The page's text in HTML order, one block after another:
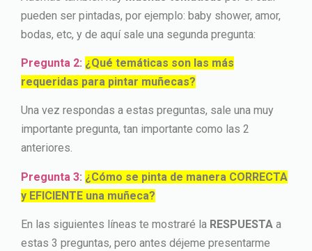
pueden ser pintadas, por ejemplo: baby shower, amor,
bodas, etc, y de aquí sale una segunda pregunta:
Pregunta 2: ¿Qué temáticas son las más
requeridas para pintar muñecas?
Una vez respondas a estas preguntas, sale una muy
importante pregunta, tan importante como las 2
anteriores.
Pregunta 3: ¿Cómo se pinta de manera CORRECTA
y EFICIENTE una muñeca?
En las siguientes líneas te mostraré la RESPUESTA a
estas 3 preguntas, pero antes déjeme presentarme